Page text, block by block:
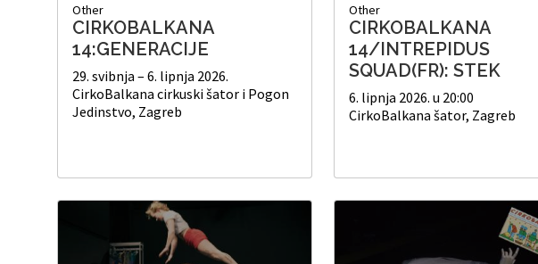
Other
CIRKOBALKANA
14:GENERACIJE
29. svibnja – 6. lipnja 2026.
CirkoBalkana cirkuski šator i Pogon
Jedinstvo, Zagreb
Other
CIRKOBALKANA
14/INTREPIDUS
SQUAD(FR): STEK
6. lipnja 2026. u 20:00
CirkoBalkana šator, Zagreb